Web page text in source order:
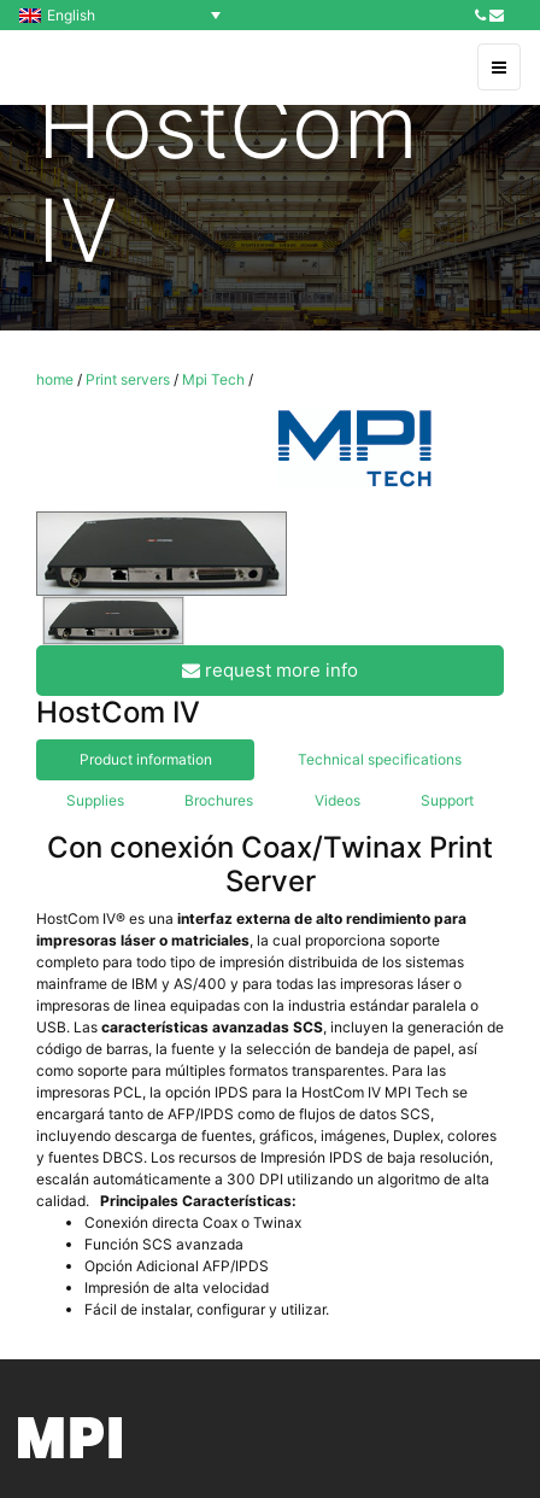
English
HostCom
IV
home / Print servers / Mpi Tech /
request more info
HostCom IV
Product information Technical specifications
Supplies Brochures Videos Support
Con conexión Coax/Twinax Print
Server
HostCom IV® es una interfaz externa de alto rendimiento para
impresoras láser o matriciales, la cual proporciona soporte
completo para todo tipo de impresión distribuida de los sistemas
mainframe de IBM y AS/400 y para todas las impresoras láser o
impresoras de linea equipadas con la industria estándar paralela o
USB. Las características avanzadas SCS, incluyen la generación de
código de barras, la fuente y la selección de bandeja de papel, así
como soporte para múltiples formatos transparentes. Para las
impresoras PCL, la opción IPDS para la HostCom IV MPI Tech se
encargará tanto de AFP/IPDS como de flujos de datos SCS,
incluyendo descarga de fuentes, gráficos, imágenes, Duplex, colores
y fuentes DBCS. Los recursos de Impresión IPDS de baja resolución,
escalán automáticamente a 300 DPI utilizando un algoritmo de alta
calidad. Principales Características:
Conexión directa Coax o Twinax
Función SCS avanzada
Opción Adicional AFP/IPDS
Impresión de alta velocidad
Fácil de instalar, configurar y utilizar.